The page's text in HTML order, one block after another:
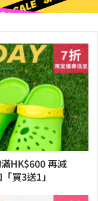
HK$600 再減
買3送1」